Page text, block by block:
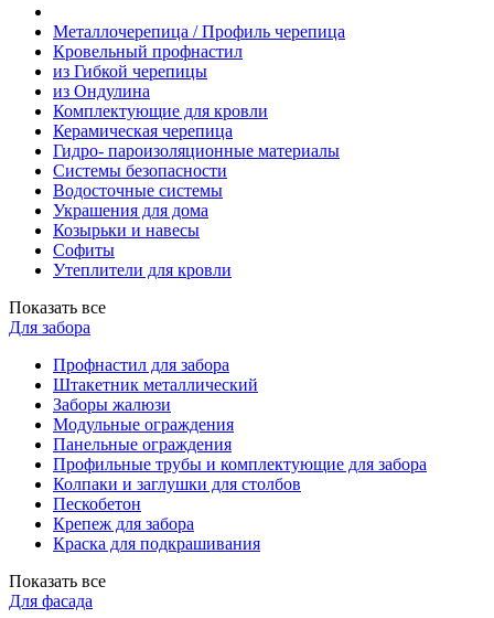
Металлочерепица / Профиль черепица
Кровельный профнастил
из Гибкой черепицы
из Ондулина
Комплектующие для кровли
Керамическая черепица
Гидро- пароизоляционные материалы
Системы безопасности
Водосточные системы
Украшения для дома
Козырьки и навесы
Софиты
Утеплители для кровли
Показать все
Для забора
Профнастил для забора
Штакетник металлический
Заборы жалюзи
Модульные ограждения
Панельные ограждения
Профильные трубы и комплектующие для забора
Колпаки и заглушки для столбов
Пескобетон
Крепеж для забора
Краска для подкрашивания
Показать все
Для фасада